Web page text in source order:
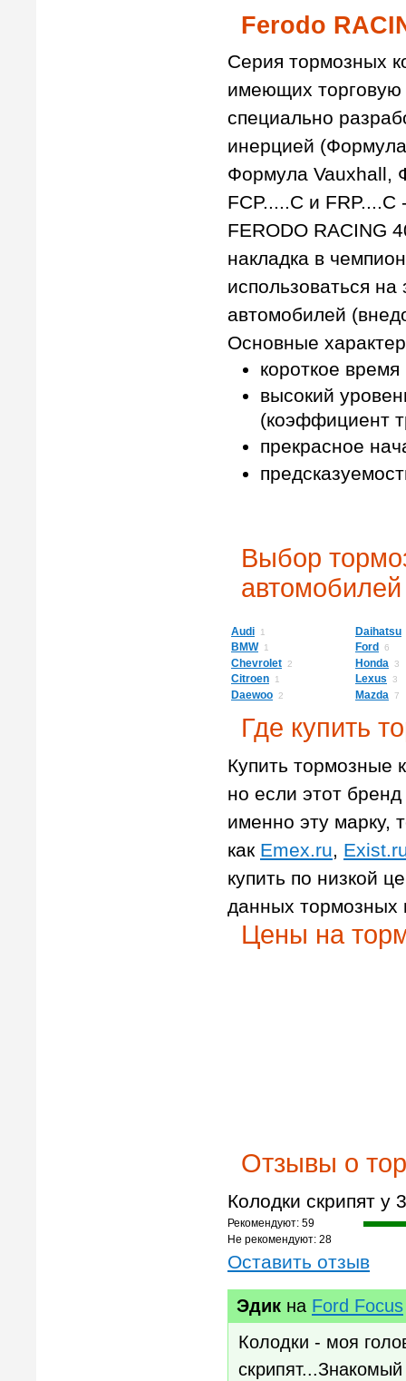
Ferodo
Серия тормозных
имеющих торговую
специально
инерцией
Формула Vauxhall,
FCP.....C и
FERODO RACING
накладка в
использоваться
автомобилей
Основные
короткое
высокий
(коэффициент
прекрасное
Выбор
автомобилей
Audi 1
BMW 1
Chevrolet 2
Citroen 1
Daewoo 2
Daihatsu
Ford
6
Honda 3
Lexus 3
Mazda 7
Где купить
Купить тормозные
но если этот
именно эту марку,
как Emex.ru,
купить по низкой
данных тормозных
Цены на
Отзывы о
Колодки скрипят у
Рекомендуют: 59
Не рекомендуют: 28
Оставить отзыв
Эдик на Ford Focus
Колодки - моя